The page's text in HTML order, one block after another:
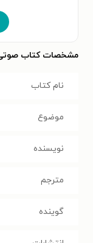
مشخصات کتاب
نام کتاب
موضوع
نویسنده
مترجم
گوینده